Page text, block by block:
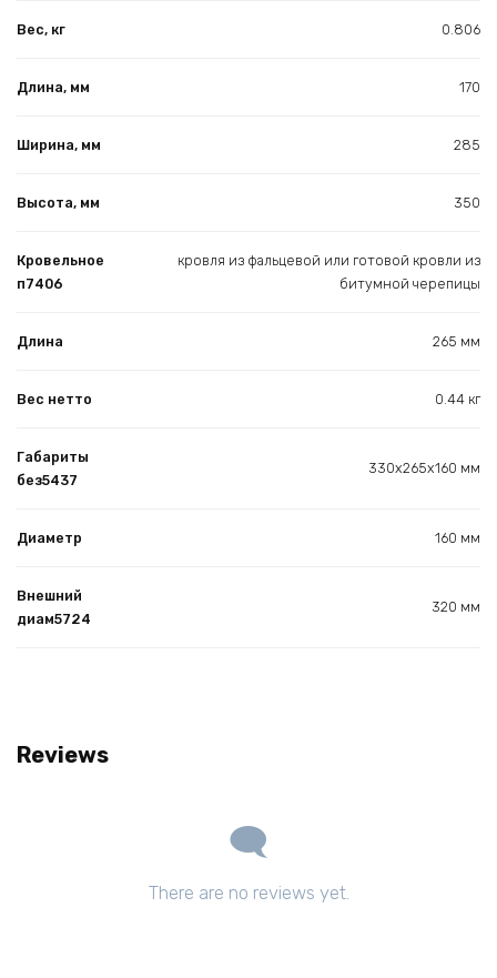
Вес, кг 0.806
Длина, мм 170
Ширина, мм 285
Высота, мм 350
Кровельное
п7406
кровля из фальцевой или готовой кровли из
битумной черепицы
Длина 265 мм
Вес нетто 0.44 кг
Габариты
без5437
330х265х160 мм
Диаметр 160 мм
Внешний
диам5724
320 мм
Reviews
There are no reviews yet.